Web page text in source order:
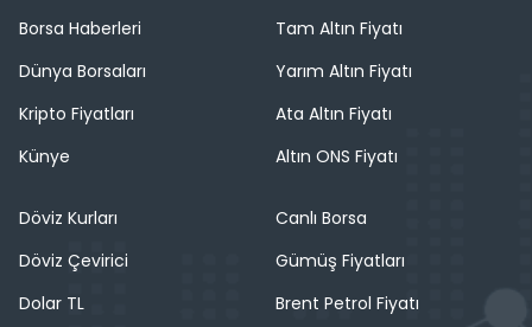
Borsa Haberleri
Dünya Borsaları
Kripto Fiyatları
Künye
Tam Altın Fiyatı
Yarım Altın Fiyatı
Ata Altın Fiyatı
Altın ONS Fiyatı
Döviz Kurları
Döviz Çevirici
Dolar TL
Canlı Borsa
Gümüş Fiyatları
Brent Petrol Fiyatı